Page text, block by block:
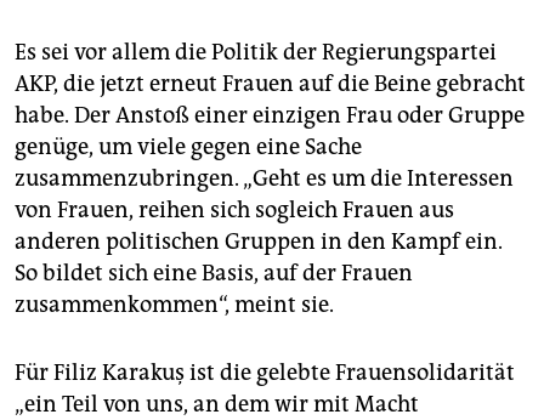
Es sei vor allem die Politik der Regierungspartei
AKP, die jetzt erneut Frauen auf die Beine gebracht
habe. Der Anstoß einer einzigen Frau oder Gruppe
genüge, um viele gegen eine Sache
zusammenzubringen. „Geht es um die Interessen
von Frauen, reihen sich sogleich Frauen aus
anderen politischen Gruppen in den Kampf ein.
So bildet sich eine Basis, auf der Frauen
zusammenkommen“, meint sie.
Für Filiz Karakuş ist die gelebte Frauensolidarität
„ein Teil von uns, an dem wir mit Macht